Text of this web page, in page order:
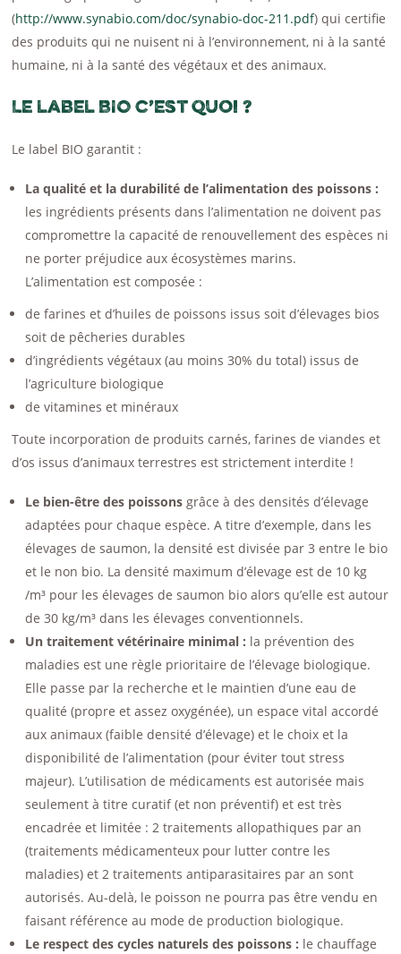
(http://www.synabio.com/doc/synabio-doc-211.pdf) qui certifie
des produits qui ne nuisent ni à l’environnement, ni à la santé
humaine, ni à la santé des végétaux et des animaux.
Le label BIO c’est quoi ?
Le label BIO garantit :
La qualité et la durabilité de l’alimentation des poissons :
les ingrédients présents dans l’alimentation ne doivent pas
compromettre la capacité de renouvellement des espèces ni
ne porter préjudice aux écosystèmes marins.
L’alimentation est composée :
de farines et d’huiles de poissons issus soit d’élevages bios
soit de pêcheries durables
d’ingrédients végétaux (au moins 30% du total) issus de
l’agriculture biologique
de vitamines et minéraux
Toute incorporation de produits carnés, farines de viandes et
d’os issus d’animaux terrestres est strictement interdite !
Le bien-être des poissons grâce à des densités d’élevage
adaptées pour chaque espèce. A titre d’exemple, dans les
élevages de saumon, la densité est divisée par 3 entre le bio
et le non bio. La densité maximum d’élevage est de 10 kg
/m³ pour les élevages de saumon bio alors qu’elle est autour
de 30 kg/m³ dans les élevages conventionnels.
Un traitement vétérinaire minimal : la prévention des
maladies est une règle prioritaire de l’élevage biologique.
Elle passe par la recherche et le maintien d’une eau de
qualité (propre et assez oxygénée), un espace vital accordé
aux animaux (faible densité d’élevage) et le choix et la
disponibilité de l’alimentation (pour éviter tout stress
majeur). L’utilisation de médicaments est autorisée mais
seulement à titre curatif (et non préventif) et est très
encadrée et limitée : 2 traitements allopathiques par an
(traitements médicamenteux pour lutter contre les
maladies) et 2 traitements antiparasitaires par an sont
autorisés. Au-delà, le poisson ne pourra pas être vendu en
faisant référence au mode de production biologique.
Le respect des cycles naturels des poissons : le chauffage